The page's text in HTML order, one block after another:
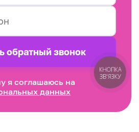
обратный звонок
я соглашаюсь на
данных
КНОПКА
ЗВ'ЯЗКУ